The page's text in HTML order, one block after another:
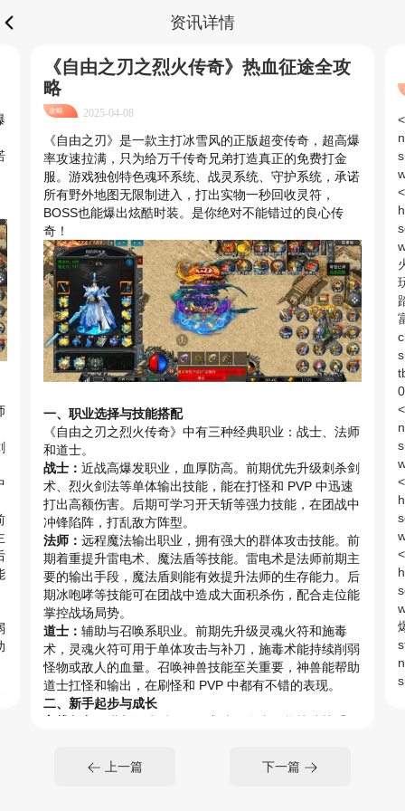
资讯详情
《自由之刃之烈火传奇》热血征途全攻
略
攻略 2025-04-08
《自由之刃》是一款主打冰雪风的正版超变传奇，超高爆
率攻速拉满，只为给万千传奇兄弟打造真正的免费打金
服。游戏独创特色魂环系统、战灵系统、守护系统，承诺
所有野外地图无限制进入，打出实物一秒回收灵符，
BOSS也能爆出炫酷时装。是你绝对不能错过的良心传
奇！
一、职业选择与技能搭配
《自由之刃之烈火传奇》中有三种经典职业：战士、法师
和道士。
战士： 近战高爆发职业，血厚防高。前期优先升级刺杀剑
术、烈火剑法等单体输出技能，能在打怪和 PVP 中迅速
打出高额伤害。后期可学习开天斩等强力技能，在团战中
冲锋陷阵，打乱敌方阵型。
法师： 远程魔法输出职业，拥有强大的群体攻击技能。前
期着重提升雷电术、魔法盾等技能。雷电术是法师前期主
要的输出手段，魔法盾则能有效提升法师的生存能力。后
期冰咆哮等技能可在团战中造成大面积杀伤，配合走位能
掌控战场局势。
道士： 辅助与召唤系职业。前期先升级灵魂火符和施毒
术，灵魂火符可用于单体攻击与补刀，施毒术能持续削弱
怪物或敌人的血量。召唤神兽技能至关重要，神兽能帮助
道士扛怪和输出，在刷怪和 PVP 中都有不错的表现。
二、新手起步与成长
备，帮助角色提升等级和实力，顺利度过新手期。
日常任务与活动：
每天完成日常任务，如押镖、除魔任务
<span style="color:#333333;font-family:" helvetica="" neue",="" helvetica,="" arial,="" sans-serif;font-size:14px;font-style:normal;font-weight:400;background-color:#ffffff;"="">一、游戏
上一篇 下一篇